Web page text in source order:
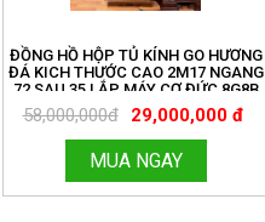
ĐỒNG HỒ HỘP TỦ KÍNH GO HƯƠNG
ĐÁ KICH THƯỚC CAO 2M17 NGANG
72 SAU 35 LẮP MÁY CƠ ĐỨC 8G8B
TẠ CƯỚC . ĐỒNG HỒ THANH HÙNG
LH 096.188.2921
58,000,000đ 29,000,000 đ
MUA NGAY